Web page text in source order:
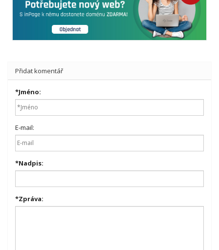
Přidat komentář
*Jméno:
E-mail:
*Nadpis:
*Zpráva: